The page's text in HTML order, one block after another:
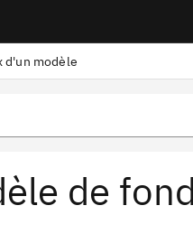
d'un modèle
de